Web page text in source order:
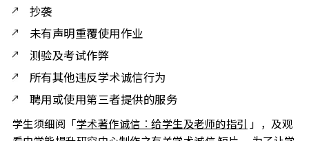
抄袭
未有声明重覆使用作业
测验及考试作弊
所有其他违反学术诚信行为
聘用或使用第三者提供的服务
学生须细阅「 学术著作诚信︰给学生及老师的指引
」，及观